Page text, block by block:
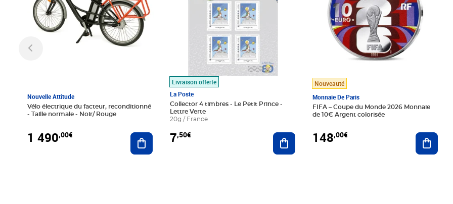
Nouvelle Attitude
Vélo électrique du facteur, reconditionné
- Taille normale - Noir/ Rouge
1 490,00€ Ajouter au panier
Livraison offerte
La Poste
Collector 4 timbres - Le Petit Prince -
Lettre Verte
20g / France
7,50€ Ajouter au panier
Nouveauté
Monnaie De Paris
FIFA – Coupe du Monde 2026 Monnaie
de 10€ Argent colorisée
148,00€